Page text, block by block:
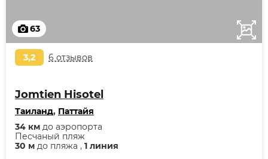
63
3,2 6 отзывов
Jomtien Hisotel
Таиланд, Паттайя
30 м до пляжа , 1 линия
Песчаный пляж
34 км до аэропорта